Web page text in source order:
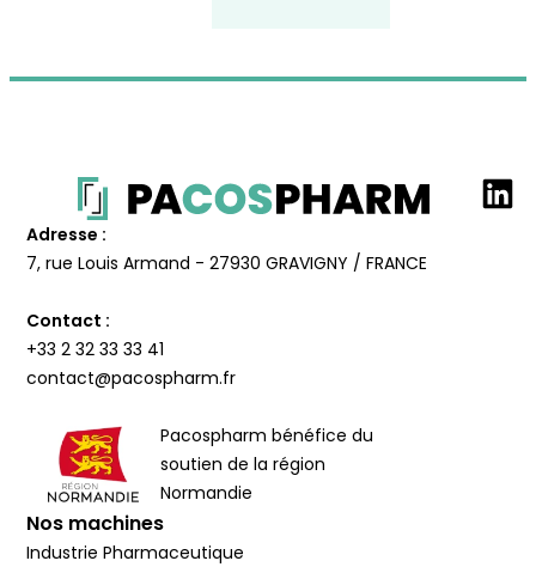
Adresse :
7, rue Louis Armand - 27930 GRAVIGNY / FRANCE
Contact :
+33 2 32 33 33 41
contact@pacospharm.fr
Pacospharm bénéfice du
soutien de la région
Normandie
Nos machines
Industrie Pharmaceutique